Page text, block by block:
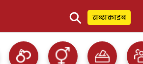
⚲ सब्सक्राइब